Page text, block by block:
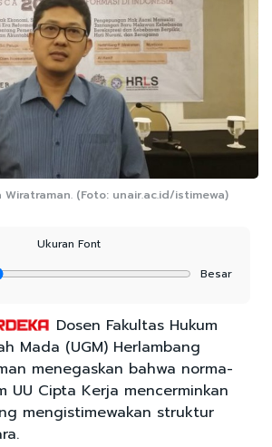
(Foto: unair.ac.id/istimewa)
Ukuran Font
Besar
Dosen Fakultas Hukum
Mada (UGM) Herlambang
menegaskan bahwa norma-
UU Cipta Kerja mencerminkan
mengistimewakan struktur